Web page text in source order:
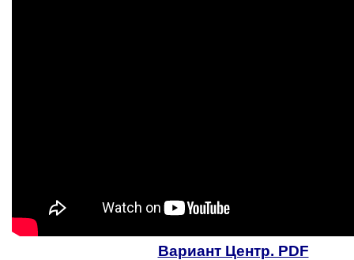
Вариант Центр. PDF